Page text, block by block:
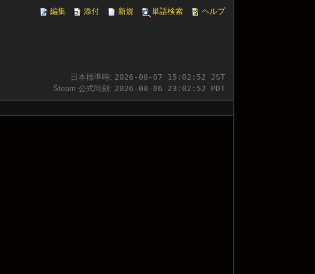
編集 添付 新規 単語検索 ヘルプ
日本標準時: 2026-08-07 15:02:52 JST
Steam 公式時刻: 2026-08-06 23:02:52 PDT